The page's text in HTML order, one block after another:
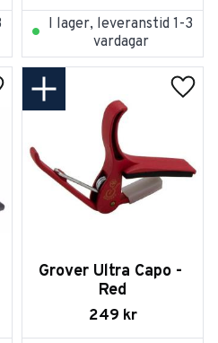
I lager, leveranstid 1-3
vardagar
till i favoriter
Grover Ultra Capo -
Red
249 kr